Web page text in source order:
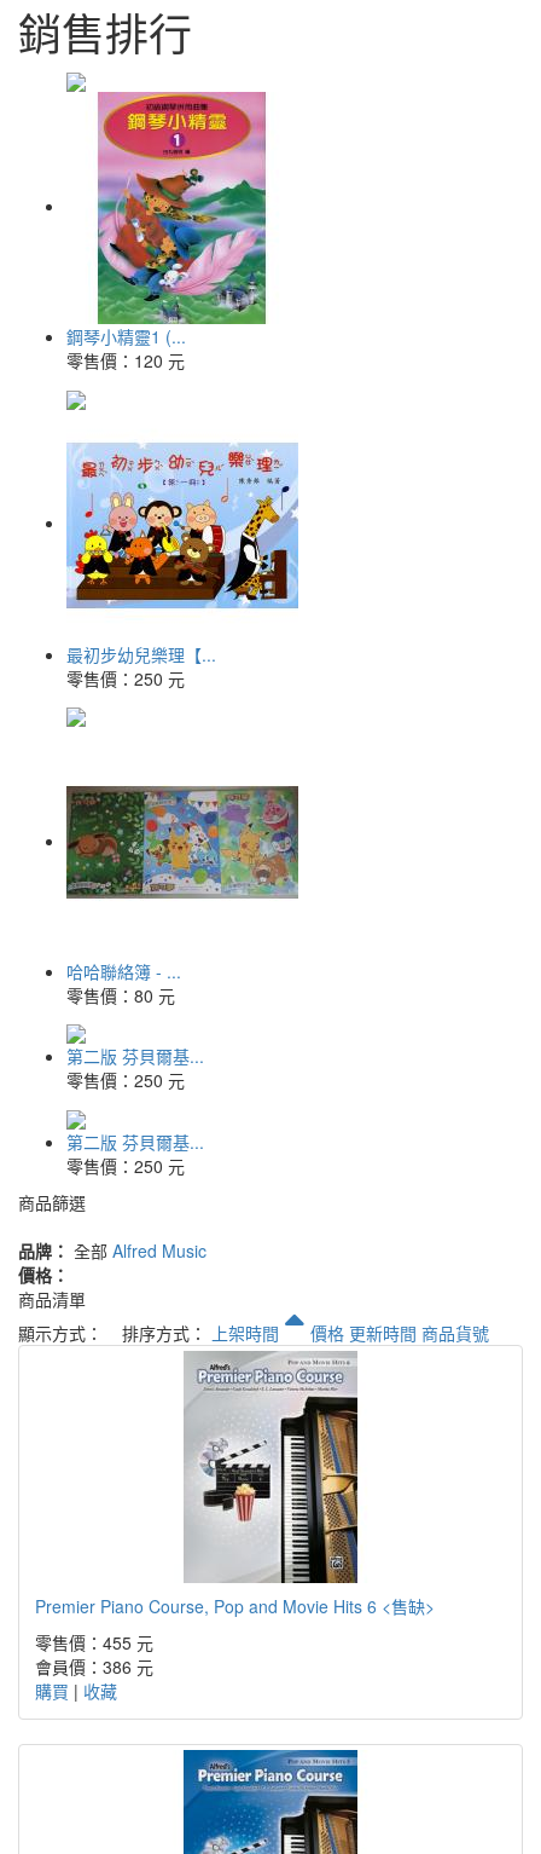
銷售排行
鋼琴小精靈1 (...
零售價： 120 元
最初步幼兒樂理【...
零售價： 250 元
哈哈聯絡簿 - ...
零售價： 80 元
第二版 芬貝爾基...
零售價： 250 元
第二版 芬貝爾基...
零售價： 250 元
商品篩選
品牌： 全部 Alfred Music
價格：
商品清單
顯示方式：
排序方式： 上架時間 價格 更新時間 商品貨號
Premier Piano Course, Pop and Movie Hits 6 <售缺>
零售價：455 元
會員價：386 元
購買 | 收藏